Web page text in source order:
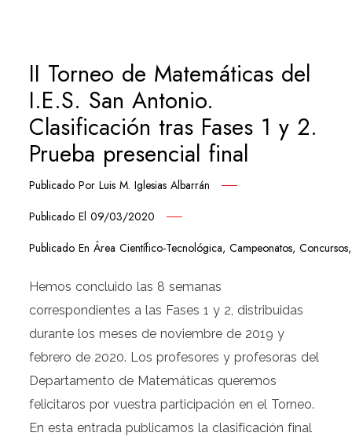
II Torneo de Matemáticas del
I.E.S. San Antonio.
Clasificación tras Fases 1 y 2.
Prueba presencial final
Publicado PorLuis M. Iglesias Albarrán
Publicado El09/03/2020
Publicado EnÁrea Científico-Tecnológica,Campeonatos,Concursos
Hemos concluido las 8 semanas
correspondientes a las Fases 1 y 2, distribuidas
durante los meses de noviembre de 2019 y
febrero de 2020. Los profesores y profesoras del
Departamento de Matemáticas queremos
felicitaros por vuestra participación en el Torneo.
En esta entrada publicamos la clasificación final